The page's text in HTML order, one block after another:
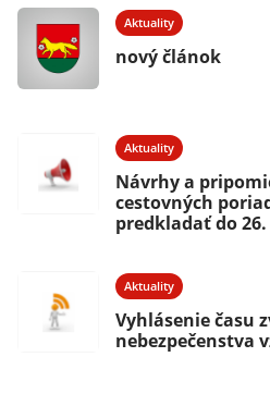
Aktuality
nový článok
Aktuality
Návrhy a
cestovných
predkladať do 26.
Aktuality
Vyhlásenie času
nebezpečenstva